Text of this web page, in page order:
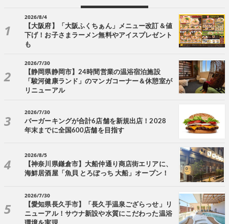
2026/8/4
【大阪府】「大阪ふくちぁん」メニュー改訂＆値
下げ！お子さまラーメン無料やアイスプレゼント
も
2026/7/30
【静岡県静岡市】24時間営業の温浴宿泊施設
「駿河健康ランド」のマンガコーナー＆休憩室が
リニューアル
2026/7/30
バーガーキングが合計6店舗を新規出店！2028
年末までに全国600店舗を目指す
2026/8/5
【神奈川県鎌倉市】大船仲通り商店街エリアに、
海鮮居酒屋「魚貝 とろぼっち 大船」オープン！
2026/7/30
【愛知県長久手市】「長久手温泉ござらっせ」リ
ニューアル！サウナ新設や水質にこだわった温浴